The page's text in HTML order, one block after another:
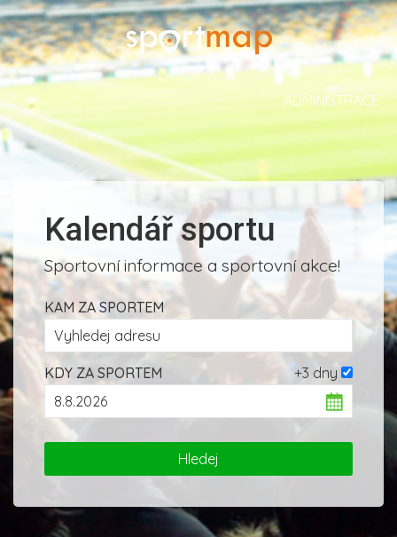
ADMINISTRACE
Kalendář sportu
Sportovní informace a sportovní akce!
KAM ZA SPORTEM
+3 dny
KDY ZA SPORTEM